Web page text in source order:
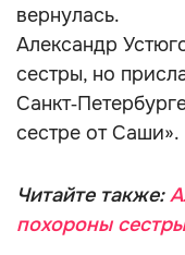
вернулась.
Александр
сестры, но
сестре от Саши».
Читайте также:
похороны